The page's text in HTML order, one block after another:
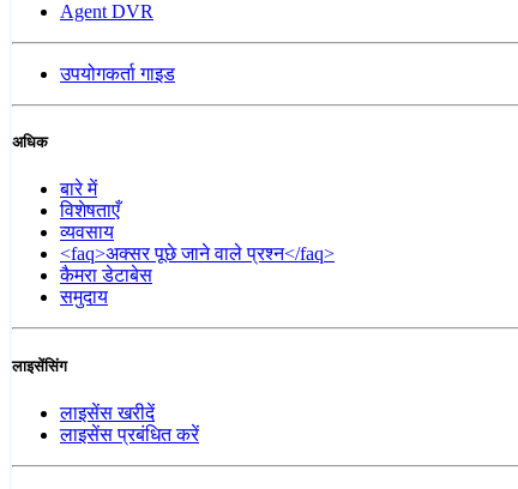
Agent DVR
उपयोगकर्ता गाइड
अधिक
बारे में
विशेषताएँ
व्यवसाय
<faq>अक्सर पूछे जाने वाले प्रश्न</faq>
कैमरा डेटाबेस
समुदाय
लाइसेंसिंग
लाइसेंस खरीदें
लाइसेंस प्रबंधित करें